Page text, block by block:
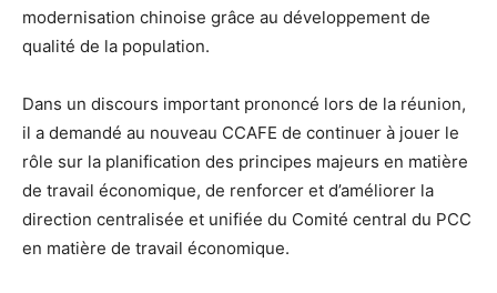
modernisation chinoise grâce au développement de
qualité de la population.
Dans un discours important prononcé lors de la réunion,
il a demandé au nouveau CCAFE de continuer à jouer le
rôle sur la planification des principes majeurs en matière
de travail économique, de renforcer et d’améliorer la
direction centralisée et unifiée du Comité central du PCC
en matière de travail économique.